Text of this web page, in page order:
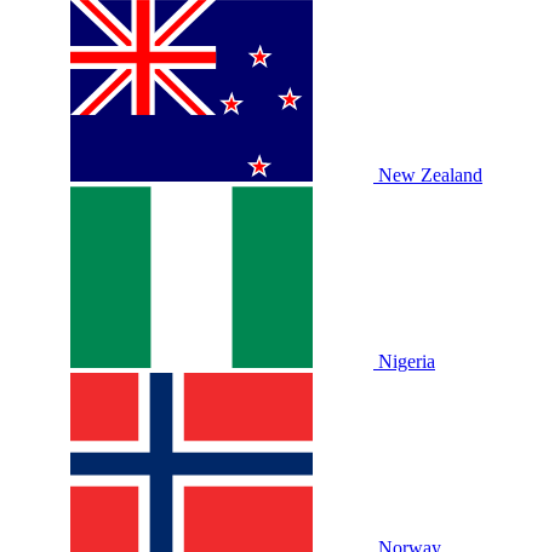
New Zealand
Nigeria
Norway